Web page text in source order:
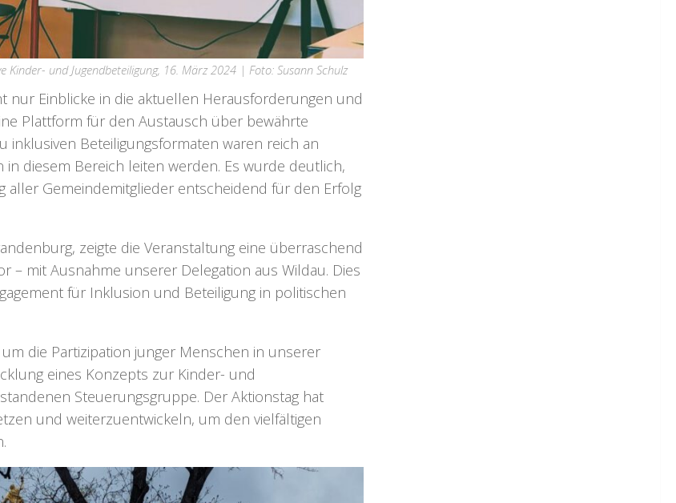
und Jugendbeteiligung, 16. März 2024 | Foto: Susann Schulz
nur Einblicke in die aktuellen Herausforderungen und
Plattform für den Austausch über bewährte
Beteiligungsformaten waren reich an
diesem Bereich leiten werden. Es wurde deutlich,
aller Gemeindemitglieder entscheidend für den Erfolg
zeigte die Veranstaltung eine überraschend
– mit Ausnahme unserer Delegation aus Wildau. Dies
für Inklusion und Beteiligung in politischen
die Partizipation junger Menschen in unserer
eines Konzepts zur Kinder- und
Steuerungsgruppe. Der Aktionstag hat
und weiterzuentwickeln, um den vielfältigen